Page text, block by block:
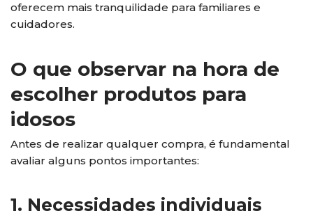
oferecem mais tranquilidade para familiares e
cuidadores.
O que observar na hora de
escolher produtos para
idosos
Antes de realizar qualquer compra, é fundamental
avaliar alguns pontos importantes:
1. Necessidades individuais